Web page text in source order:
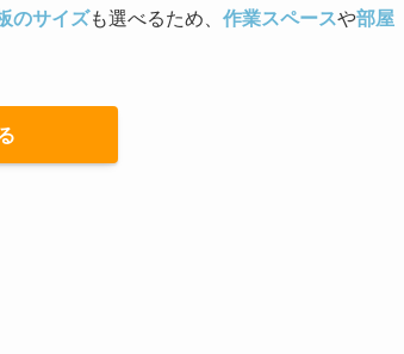
のサイズも選べるため、 作業スペースや部屋